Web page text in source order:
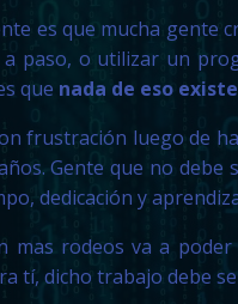
es que mucha gente
paso, o utilizar un
que nada de eso existe
frustración luego de
Gente que no
dedicación y
mas rodeos va a
tí, dicho trabajo debe